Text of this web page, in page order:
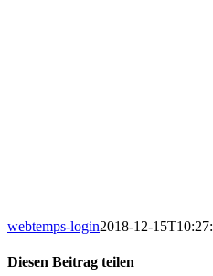
webtemps-login2018-12-
Diesen Beitrag teilen